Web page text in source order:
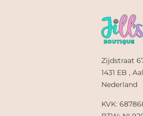
Zijdstraat
1431 EB ,
Nederland
KVK: